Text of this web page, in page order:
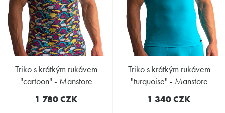
triko s krátkým rukávem
"cartoon" - Manstore
1 780 CZK
triko s krátkým rukávem
"turquoise" - Manstore
1 340 CZK